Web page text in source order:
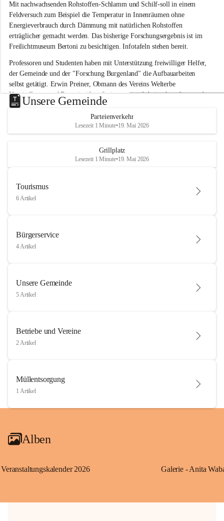
a
m
S
e
e
Mit nachwachsenden Rohstoffen-Schlamm und Schilf-soll in einem
Feldversuch zum Beispiel die Temperatur in Innenräumen ohne
Energieverbrauch durch Dämmung mit natürlichen Rohstoffen
erträglicher gemacht werden. Das bisherige Forschungsergebnis ist im
Freilichtmuseum Bertoni zu besichtigen. Infotafeln stehen bereit.
Professoren und Studenten haben mit Unterstützung freiwilliger Helfer,
der Gemeinde und der "Forschung Burgenland" die Aufbauarbeiten
selbst getätigt. Erwin Preiner, Obmann des Vereins Welterbe
Neusiedlersee und Bgm. ist über die innovative Arbeit sehr erfreut und
hofft auf baldige praktische Anwendung der Forschungsergebnisse.
Gerade in Zeiten des Klimawandels ist jede technologische Innovation
wichtig!
Unsere Gemeinde
Parteienverkehr
Lesezeit 1 Minute•19. Mai 2026
Grillplatz
Lesezeit 1 Minute•19. Mai 2026
Tourismus
6 Artikel
Bürgerservice
4 Artikel
Unsere Gemeinde
5 Artikel
Betriebe und Vereine
2 Artikel
Müllentsorgung
1 Artikel
Alben
Veranstaltungskalender 2026 Galerie - Anita